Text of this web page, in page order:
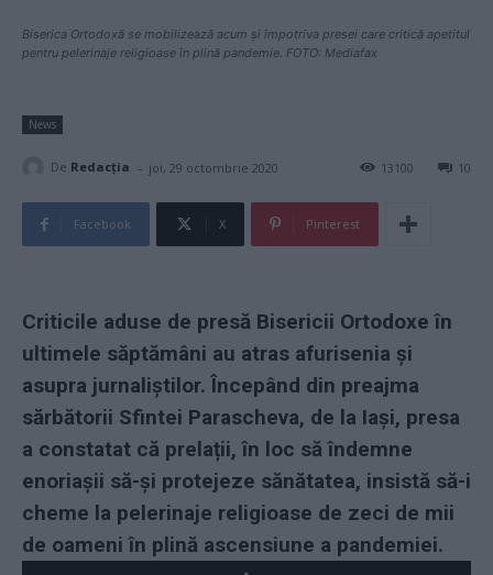
Biserica Ortodoxă se mobilizează acum și împotriva presei care critică apetitul
pentru pelerinaje religioase în plină pandemie. FOTO: Mediafax
News
De Redacţia - joi, 29 octombrie 2020 10
13100
Facebook X Pinterest
Criticile aduse de presă Bisericii Ortodoxe în
ultimele săptămâni au atras afurisenia și
asupra jurnaliștilor. Începând din preajma
sărbătorii Sfintei Parascheva, de la Iași, presa
a constatat că prelații, în loc să îndemne
enoriașii să-și protejeze sănătatea, insistă să-i
cheme la pelerinaje religioase de zeci de mii
de oameni în plină ascensiune a pandemiei.